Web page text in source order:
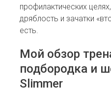
профилактических
дряблость и зачатки
есть.
Мой обзор
подбородка и
Slimmer